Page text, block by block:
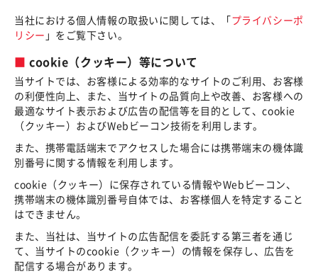
当社における個人情報の取扱いに関しては、「 プライバシーポ
リシー 」をご覧下さい。
cookie（クッキー）等について
当サイトでは、お客様による効率的なサイトのご利用、お客様
の利便性向上、また、当サイトの品質向上や改善、お客様への
最適なサイト表示および広告の配信等を目的として、cookie
（クッキー）およびWebビーコン技術を利用します。
また、携帯電話端末でアクセスした場合には携帯端末の機体識
別番号に関する情報を利用します。
cookie（クッキー）に保存されている情報やWebビーコン、
携帯端末の機体識別番号自体では、お客様個人を特定すること
はできません。
また、当社は、当サイトの広告配信を委託する第三者を通じ
て、当サイトのcookie（クッキー）の情報を保存し、広告を
配信する場合があります。